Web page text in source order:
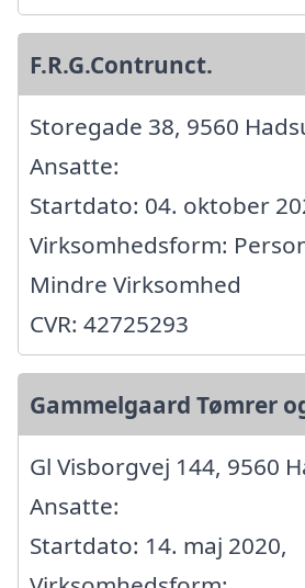
F.R.G.Contrunct.
Storegade 38, 9560
Ansatte:
Startdato: 04. oktober
Virksomhedsform:
Mindre Virksomhed
CVR: 42725293
Gammelgaard Tømrer
Gl Visborgvej 144, 9560
Ansatte:
Startdato: 14. maj 2020,